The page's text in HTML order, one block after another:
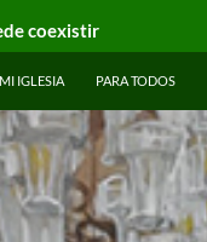
coexistir
MI IGLESIA PARA TODOS